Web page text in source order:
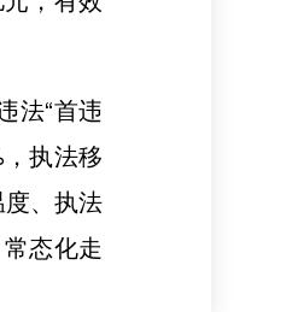
法“首违
执法移
、执法
态化走